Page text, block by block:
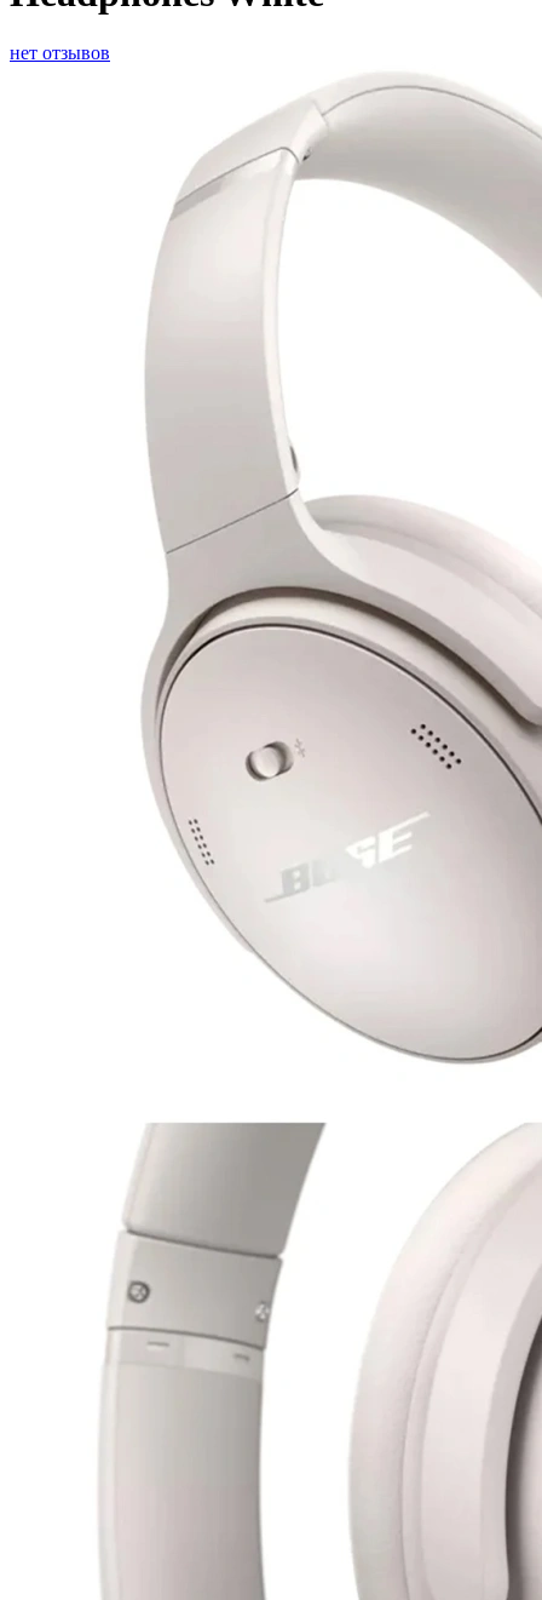
нет отзывов